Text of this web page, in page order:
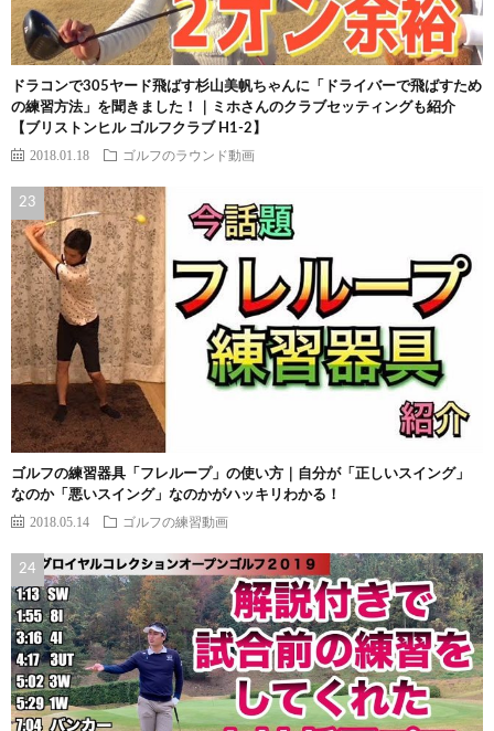
ドラコンで305ヤード飛ばす杉山美帆ちゃんに「ドライバーで飛ばすため
の練習方法」を聞きました！｜ミホさんのクラブセッティングも紹介
【ブリストンヒル ゴルフクラブ H1-2】
2018.01.18 ゴルフのラウンド動画
ゴルフの練習器具「フレループ」の使い方｜自分が「正しいスイング」
なのか「悪いスイング」なのかがハッキリわかる！
2018.05.14 ゴルフの練習動画